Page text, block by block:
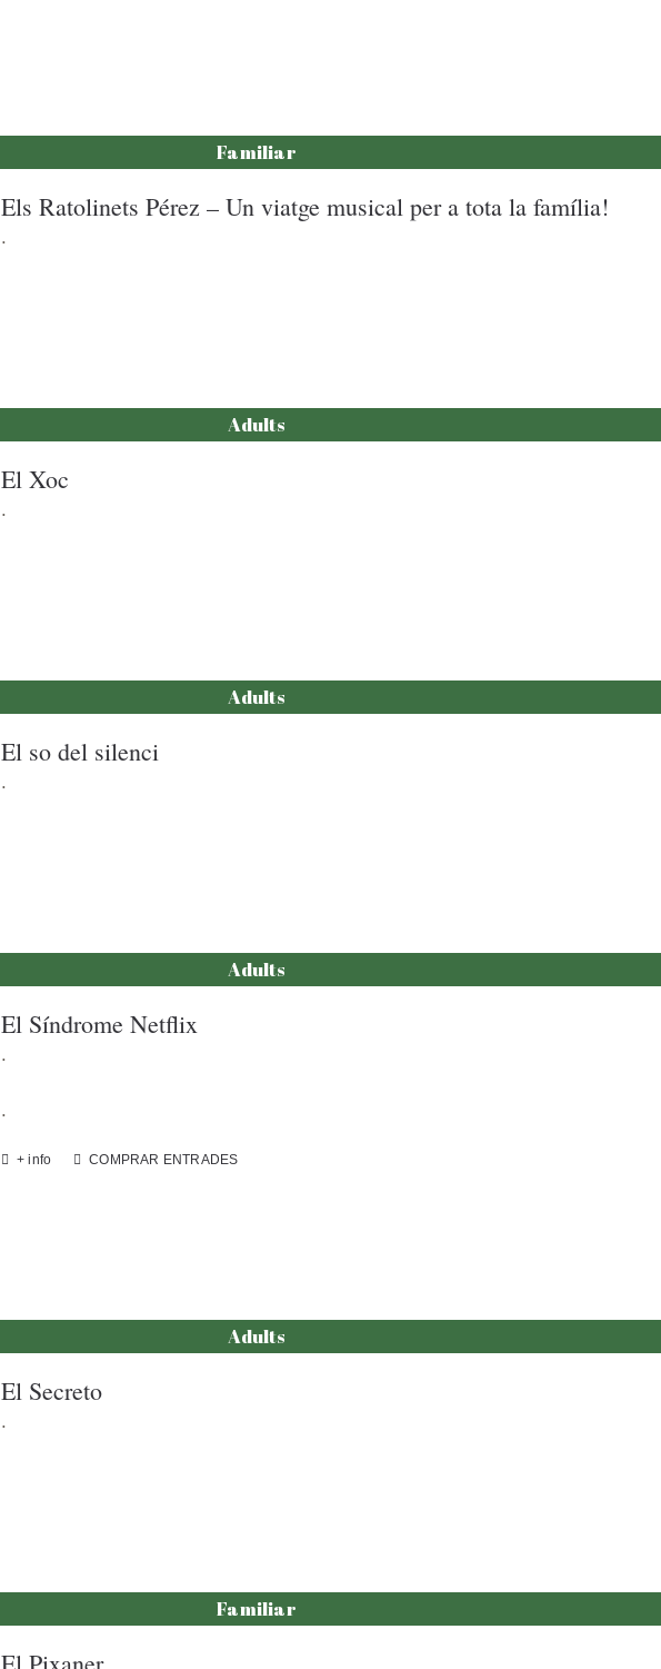
Familiar
Els Ratolinets Pérez – Un viatge musical per a tota la família!
.
Adults
El Xoc
.
Adults
El so del silenci
.
Adults
El Síndrome Netflix
.
.
.
.